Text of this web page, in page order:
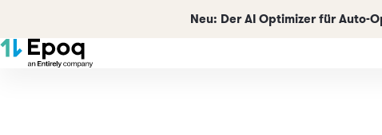
Neu: Der AI Optimizer für Auto-